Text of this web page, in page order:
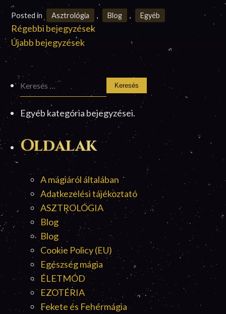
Posted in Asztrológia , Blog , Egyéb
Bejegyzés
navigáció
Régebbi bejegyzések
Újabb bejegyzések
Keresés:
Egyéb kategória bejegyzései.
Oldalak
A mágiáról általában
Adatkezelési tájékoztató
ASZTROLÓGIA
Blog
Blog
Cookie Policy (EU)
Egészség mágia
ÉLETMÓD
EZOTÉRIA
Fekete és Fehérmágia